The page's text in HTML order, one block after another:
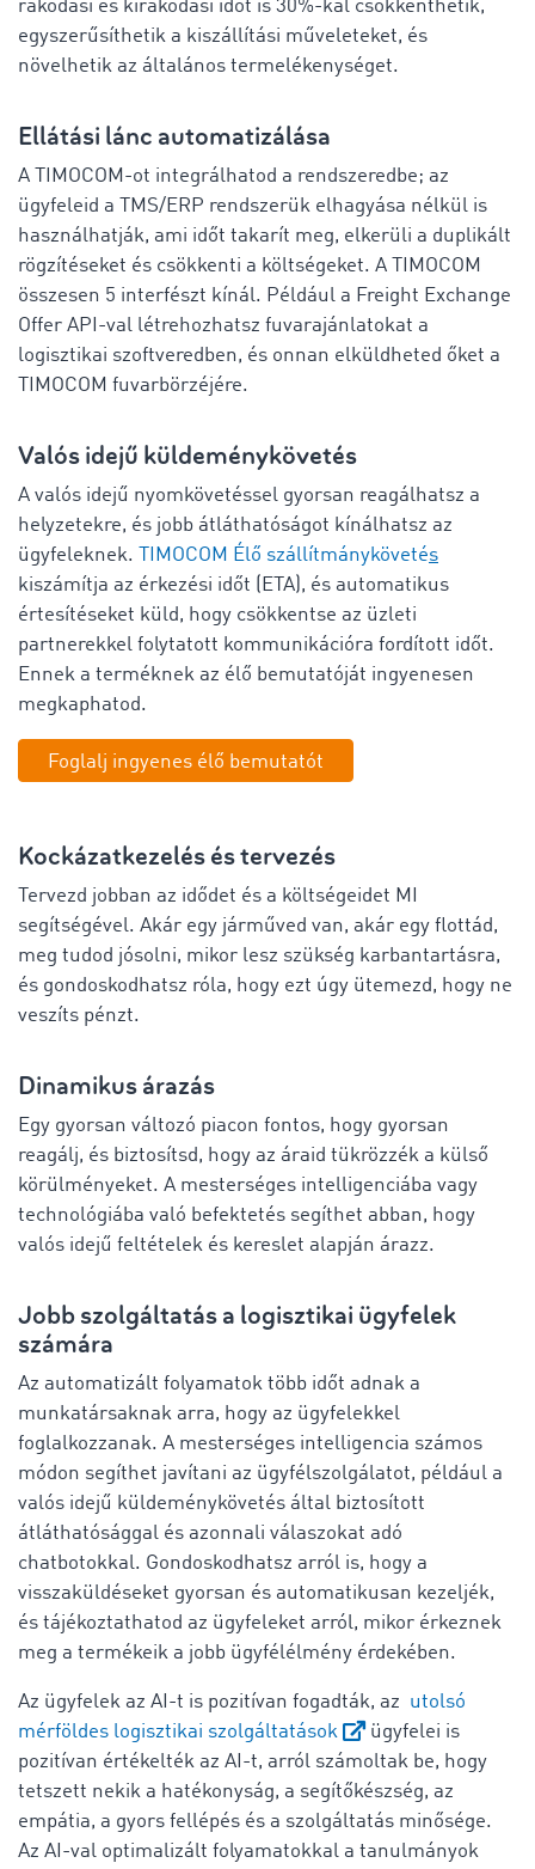
rakodási és kirakodási időt is 30%-kal csökkenthetik,
egyszerűsíthetik a kiszállítási műveleteket, és
növelhetik az általános termelékenységet.
Ellátási lánc automatizálása
A TIMOCOM-ot integrálhatod a rendszeredbe; az
ügyfeleid a TMS/ERP rendszerük elhagyása nélkül is
használhatják, ami időt takarít meg, elkerüli a duplikált
rögzítéseket és csökkenti a költségeket. A TIMOCOM
összesen 5 interfészt kínál. Például a Freight Exchange
Offer API-val létrehozhatsz fuvarajánlatokat a
logisztikai szoftveredben, és onnan elküldheted őket a
TIMOCOM fuvarbörzéjére.
Valós idejű küldeménykövetés
A valós idejű nyomkövetéssel gyorsan reagálhatsz a
helyzetekre, és jobb átláthatóságot kínálhatsz az
ügyfeleknek.
TIMOCOM Élő szállítmánykövetés
kiszámítja az érkezési időt (ETA), és automatikus
értesítéseket küld, hogy csökkentse az üzleti
partnerekkel folytatott kommunikációra fordított időt.
Ennek a terméknek az élő bemutatóját ingyenesen
megkaphatod.
Foglalj ingyenes élő bemutatót
Kockázatkezelés és tervezés
Tervezd jobban az idődet és a költségeidet MI
segítségével. Akár egy járműved van, akár egy flottád,
meg tudod jósolni, mikor lesz szükség karbantartásra,
és gondoskodhatsz róla, hogy ezt úgy ütemezd, hogy ne
veszíts pénzt.
Dinamikus árazás
Egy gyorsan változó piacon fontos, hogy gyorsan
reagálj, és biztosítsd, hogy az áraid tükrözzék a külső
körülményeket. A mesterséges intelligenciába vagy
technológiába való befektetés segíthet abban, hogy
valós idejű feltételek és kereslet alapján árazz.
Jobb szolgáltatás a logisztikai ügyfelek
számára
Az automatizált folyamatok több időt adnak a
munkatársaknak arra, hogy az ügyfelekkel
foglalkozzanak. A mesterséges intelligencia számos
módon segíthet javítani az ügyfélszolgálatot, például a
valós idejű küldeménykövetés által biztosított
átláthatósággal és azonnali válaszokat adó
chatbotokkal. Gondoskodhatsz arról is, hogy a
visszaküldéseket gyorsan és automatikusan kezeljék,
és tájékoztathatod az ügyfeleket arról, mikor érkeznek
meg a termékeik a jobb ügyfélélmény érdekében.
Az ügyfelek az AI-t is pozitívan fogadták, az utolsó
mérföldes logisztikai szolgáltatások
ügyfelei is
pozitívan értékelték az AI-t, arról számoltak be, hogy
tetszett nekik a hatékonyság, a segítőkészség, az
empátia, a gyors fellépés és a szolgáltatás minősége.
Az AI-val optimalizált folyamatokkal a tanulmányok